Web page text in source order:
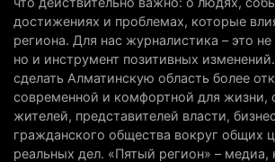
топлива для самолетов: пилотный
запустят в Алатау
5 августа 2026 г. 12:32
Туриста с тяжелыми травмами
горах Алматинской области после
5 августа 2026 г. 11:23
достижениях и проблемах, которые
региона. Для нас журналистика – это
но и инструмент позитивных
сделать Алматинскую область более
современной и комфортной для жизни,
жителей, представителей власти,
гражданского общества вокруг общих
реальных дел. «Пятый регион» – медиа,